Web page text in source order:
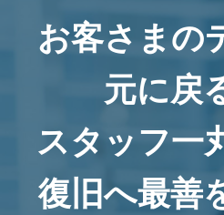
お客さまの
元に戻
スタッフ一
復旧へ最善